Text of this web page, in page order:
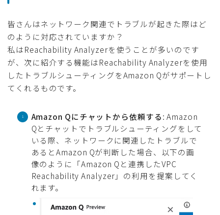
皆さんはネットワーク関連でトラブルが起きた際はど
のように対応されていますか？
私はReachability Analyzerを使うことが多いのです
が、次に紹介する機能はReachability Analyzerを使用
したトラブルシューティングをAmazon Qがサポートし
てくれるものです。
Amazon Qにチャットから依頼する: Amazon
Qとチャットでトラブルシューティングをして
いる際、ネットワークに関連したトラブルで
あるとAmazon Qが判断した場合、以下の画
像のように「Amazon Qと連携したVPC
Reachability Analyzer」の利用を提案してく
れます。